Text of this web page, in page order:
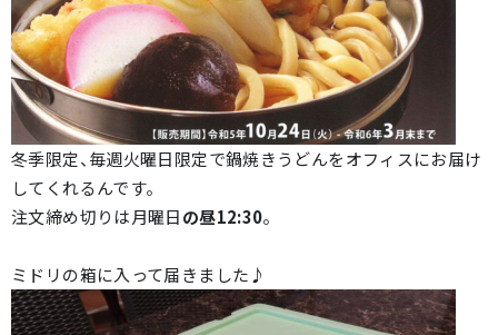
冬季限定、毎週火曜日限定で鍋焼きうどんをオフィスにお届け
してくれるんです。
注文締め切りは月曜日の昼12:30。
ミドリの箱に入って届きました♪